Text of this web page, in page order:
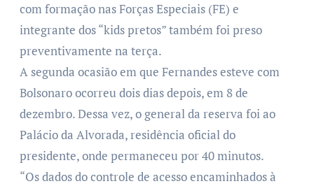
com formação nas Forças Especiais (FE) e
integrante dos “kids pretos” também foi preso
preventivamente na terça.
A segunda ocasião em que Fernandes esteve com
Bolsonaro ocorreu dois dias depois, em 8 de
dezembro. Dessa vez, o general da reserva foi ao
Palácio da Alvorada, residência oficial do
presidente, onde permaneceu por 40 minutos.
“Os dados do controle de acesso encaminhados à